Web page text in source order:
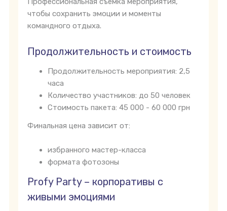
чтобы сохранить эмоции и моменты
командного отдыха.
Продолжительность и стоимость
Продолжительность мероприятия: 2,5
часа
Количество участников: до 50 человек
Стоимость пакета: 45 000 - 60 000 грн
Финальная цена зависит от:
избранного мастер-класса
формата фотозоны
Profy Party – корпоративы с
живыми эмоциями